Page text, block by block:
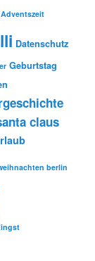
Adventszeit
Datenschutz
Geburtstag
claus
berlin